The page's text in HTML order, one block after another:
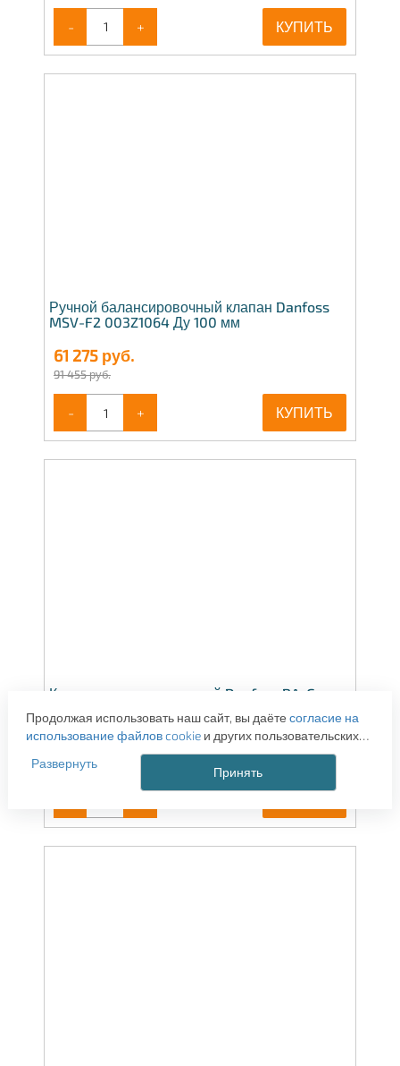
- + КУПИТЬ
Ручной балансировочный клапан Danfoss
MSV-F2 003Z1064 Ду 100 мм
61 275 руб.
91 455 руб.
- + КУПИТЬ
Клапан термостатический Danfoss RA-G
2 265руб.
3 381 руб.
Продолжая использовать наш сайт, вы даёте согласие на
использование файлов cookieи других пользовательских
данных (включая IP-адрес, сведения о местоположении,
устройстве, действиях на сайте и т. п.) для
функционирования сайта, проведения статистических
исследований, ретаргетинга и использования систем
аналитики (например, Яндекс.Метрика), в соответствии с
нашейПолитикой обработки персональных данных.
Развернуть
Принять